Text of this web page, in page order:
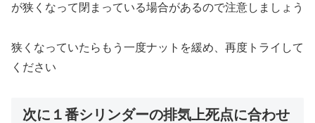
が狭くなって閉まっている場合があるので注意しましょう
狭くなっていたらもう一度ナットを緩め、再度トライして
ください
次に１番シリンダーの排気上死点に合わせ